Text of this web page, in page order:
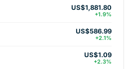
US$1,881.80
+1.9%
US$586.99
+2.1%
US$1.09
+2.3%